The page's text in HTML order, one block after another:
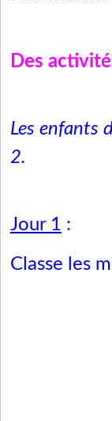
Des
Les enfants
2.
Jour 1 :
Classe les